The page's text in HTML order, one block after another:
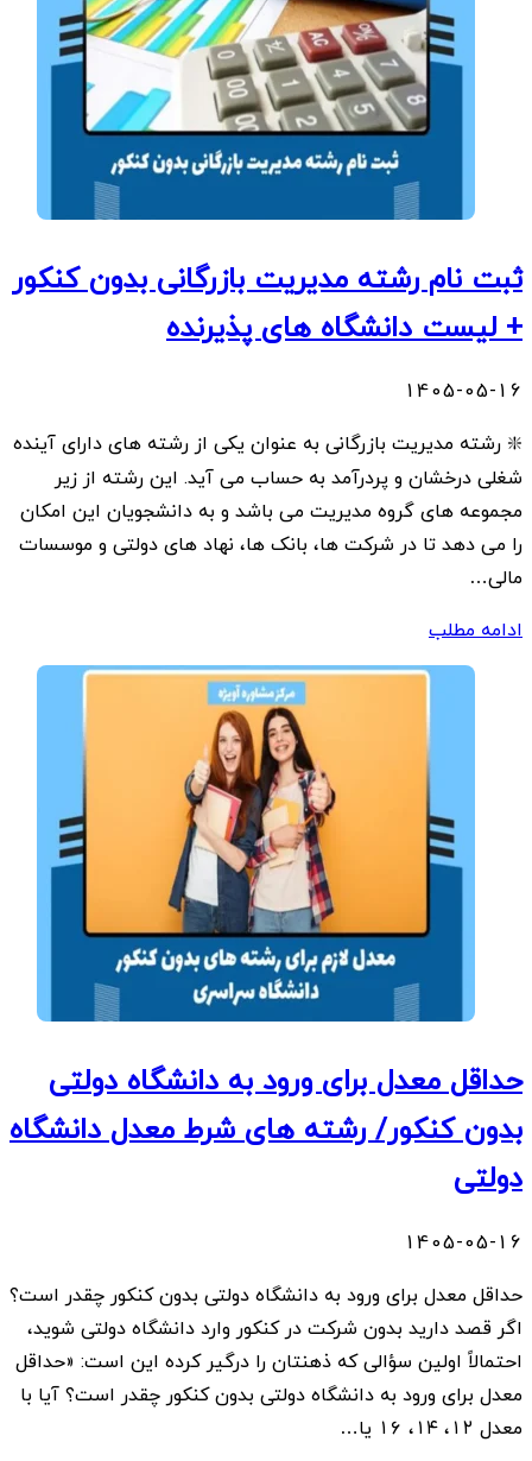
ثبت نام رشته مدیریت بازرگانی بدون کنکور
+ لیست دانشگاه های پذیرنده
1405-05-16
❇️ رشته مدیریت بازرگانی به عنوان یکی از رشته های دارای آینده
شغلی درخشان و پردرآمد به حساب می آید. این رشته از زیر
مجموعه های گروه مدیریت می باشد و به دانشجویان این امکان
را می دهد تا در شرکت ها، بانک ها، نهاد های دولتی و موسسات
مالی…
ادامه مطلب
حداقل معدل برای ورود به دانشگاه دولتی
بدون کنکور/ رشته های شرط معدل دانشگاه
دولتی
1405-05-16
حداقل معدل برای ورود به دانشگاه دولتی بدون کنکور چقدر است؟
اگر قصد دارید بدون شرکت در کنکور وارد دانشگاه دولتی شوید،
احتمالاً اولین سؤالی که ذهنتان را درگیر کرده این است: «حداقل
معدل برای ورود به دانشگاه دولتی بدون کنکور چقدر است؟ آیا با
معدل ۱۲، ۱۴، ۱۶ یا…